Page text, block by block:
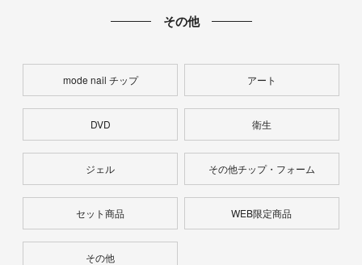
その他
mode nail チップ アート
DVD 衛生
ジェル その他チップ・フォーム
セット商品 WEB限定商品
その他